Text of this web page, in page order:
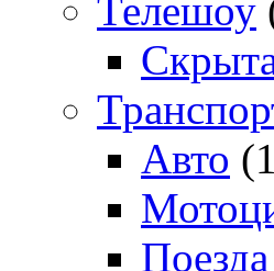
Телешоу
Авто
Поезда